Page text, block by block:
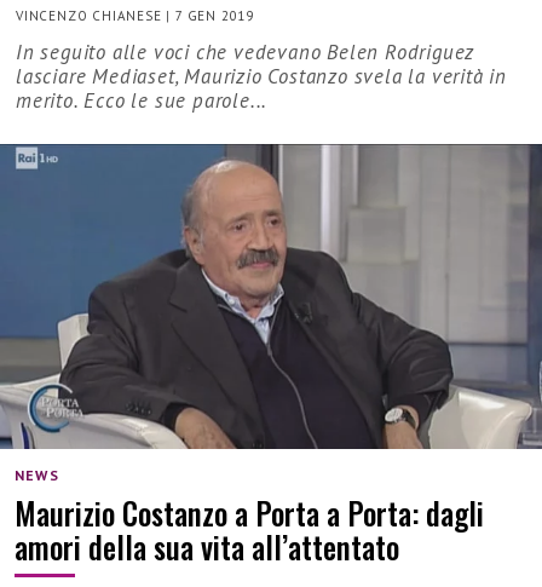
VINCENZO CHIANESE |7 GEN 2019
In seguito alle voci che vedevano Belen Rodriguez
lasciare Mediaset, Maurizio Costanzo svela la verità in
merito. Ecco le sue parole...
NEWS
Maurizio Costanzo a Porta a Porta: dagli
amori della sua vita all’attentato